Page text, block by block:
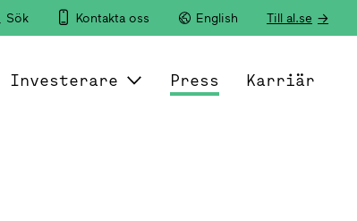
Sök Kontakta oss English Till al.se
Investerare Press Karriär